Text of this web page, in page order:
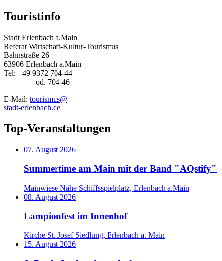
Touristinfo
Stadt Erlenbach a.Main
Referat Wirtschaft-Kultur-Tourismus
Bahnstraße 26
63906 Erlenbach a.Main
Tel: +49 9372 704-44
od. 704-46
E-Mail: tourismus@
stadt-erlenbach.de
Top-Veranstaltungen
07. August 2026
Summertime am Main mit der Band "AQstify"
Mainwiese Nähe Schiffsspielplatz, Erlenbach a.Main
08. August 2026
Lampionfest im Innenhof
Kirche St. Josef Siedlung, Erlenbach a. Main
15. August 2026